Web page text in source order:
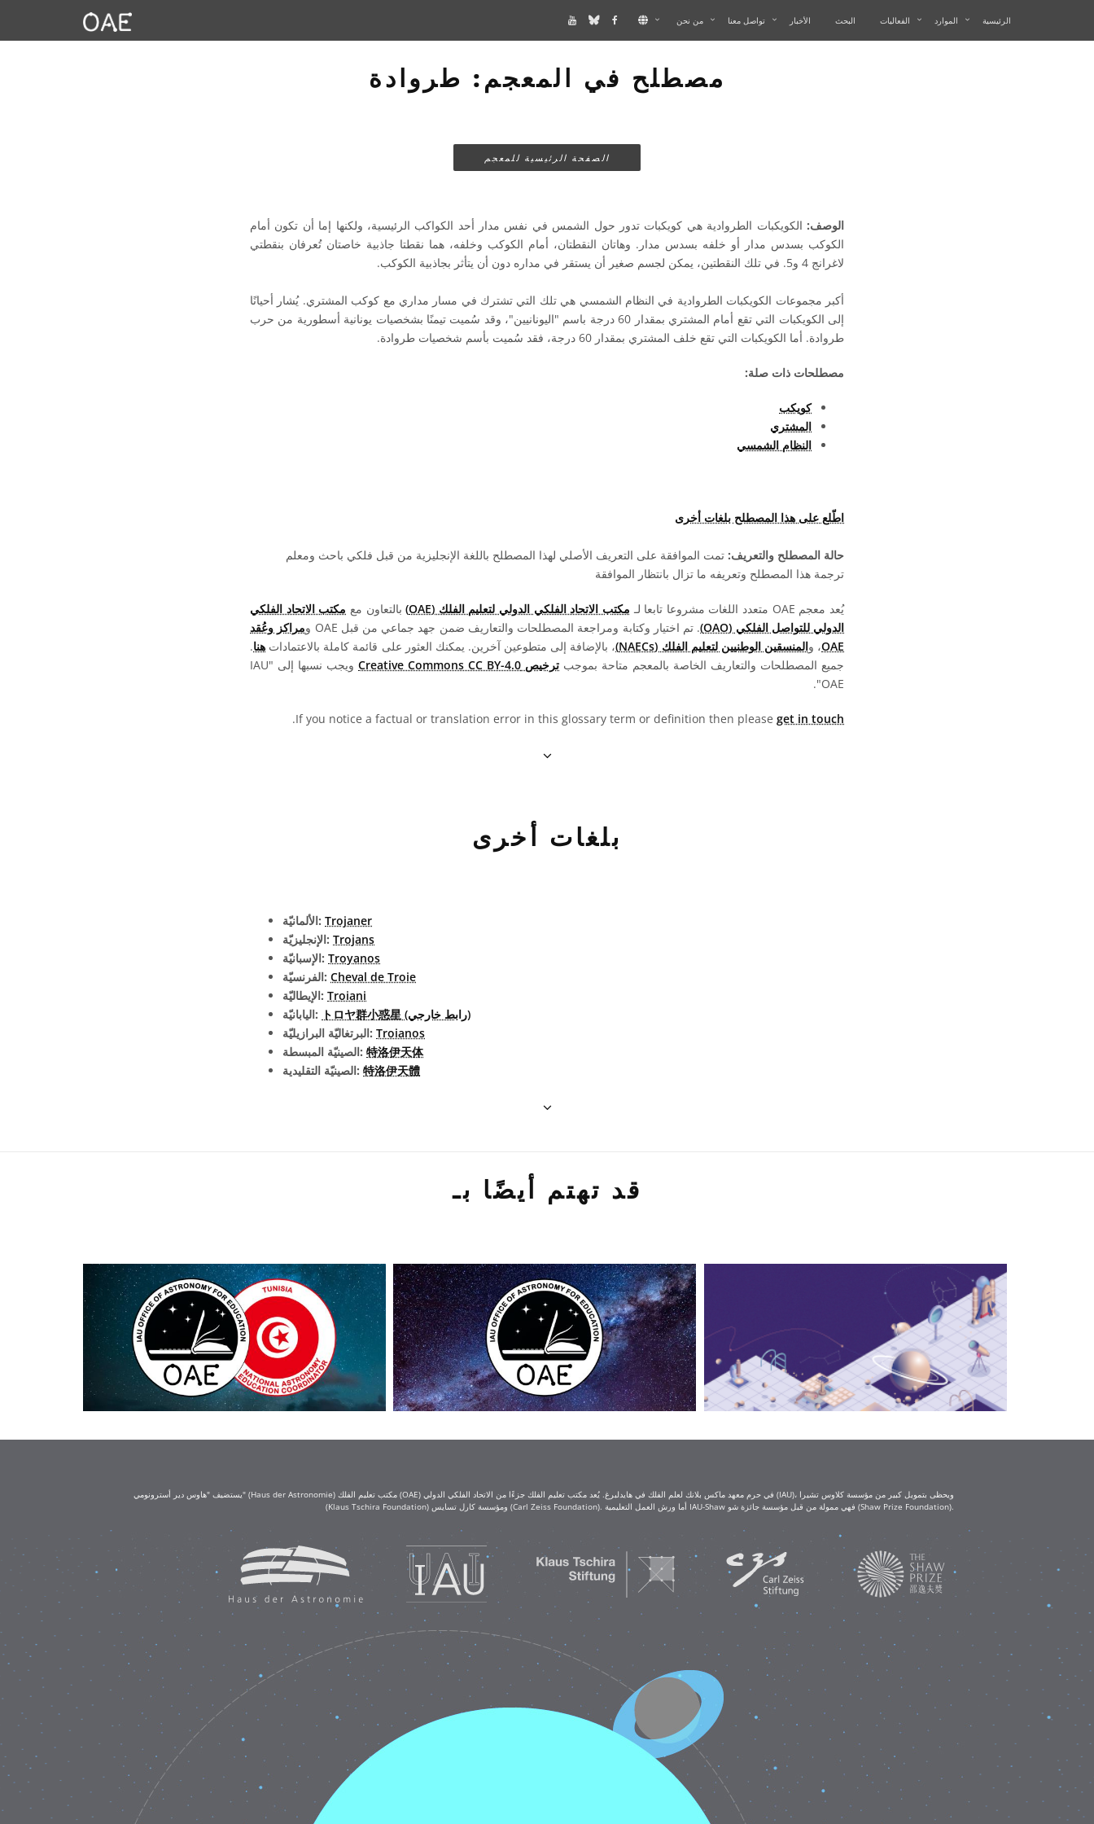
الرئيسية الموارد الفعاليات البحث الأخبار تواصل معنا من نحن
مصطلح في المعجم: طروادة
الصفحة الرئيسية للمعجم
الوصف: الكويكبات الطروادية هي كويكبات تدور حول الشمس في نفس مدار أحد الكواكب الرئيسية، ولكنها إما أن تكون أمام
الكوكب بسدس مدار أو خلفه بسدس مدار. وهاتان النقطتان، أمام الكوكب وخلفه، هما نقطتا جاذبية خاصتان تُعرفان بنقطتي
لاغرانج 4 و5. في تلك النقطتين، يمكن لجسم صغير أن يستقر في مداره دون أن يتأثر بجاذبية الكوكب.
أكبر مجموعات الكويكبات الطروادية في النظام الشمسي هي تلك التي تشترك في مسار مداري مع كوكب المشتري. يُشار أحيانًا
إلى الكويكبات التي تقع أمام المشتري بمقدار 60 درجة باسم "اليونانيين"، وقد سُميت تيمنًا بشخصيات يونانية أسطورية من حرب
طروادة. أما الكويكبات التي تقع خلف المشتري بمقدار 60 درجة، فقد سُميت بأسم شخصيات طروادة.
مصطلحات ذات صلة:
كويكب
المشتري
النظام الشمسي
اطّلع على هذا المصطلح بلغات أخرى
حالة المصطلح والتعريف: تمت الموافقة على التعريف الأصلي لهذا المصطلح باللغة الإنجليزية من قبل فلكي باحث ومعلم
ترجمة هذا المصطلح وتعريفه ما تزال بانتظار الموافقة
يُعد معجم OAE متعدد اللغات مشروعا تابعا لـ مكتب الاتحاد الفلكي الدولي لتعليم الفلك (OAE) بالتعاون مع مكتب الاتحاد الفلكي
الدولي للتواصل الفلكي (OAO)
. تم اختيار وكتابة ومراجعة المصطلحات والتعاريف ضمن جهد جماعي من قبل OAE و
مراكز وعُقد
OAE، والمنسقين الوطنيين لتعليم الفلك (NAECs) ، بالإضافة إلى متطوعين آخرين. يمكنك العثور على قائمة كاملة بالاعتمادات هنا.
جميع المصطلحات والتعاريف الخاصة بالمعجم متاحة بموجب ترخيص Creative Commons CC BY-4.0
ويجب نسبها إلى "IAU
OAE".
If you notice a factual or translation error in this glossary term or definition then please get in touch
.
بلغات أخرى
الألمانيّة: Trojaner
الإنجليزيّة: Trojans
الإسبانيّة: Troyanos
الفرنسيّة: Cheval de Troie
الإيطاليّة: Troiani
اليابانيّة:
トロヤ群小惑星 (رابط خارجي)
البرتغاليّة البرازيليّة: Troianos
الصينيّة المبسطة: 特洛伊天体
الصينيّة التقليدية: 特洛伊天體
قد تهتم أيضًا بـ
يستضيف "هاوس دير أسترونومي" (Haus der Astronomie) مكتب تعليم الفلك (OAE) في حرم معهد ماكس بلانك لعلم الفلك في هايدلبرغ. يُعد مكتب تعليم الفلك جزءًا من الاتحاد الفلكي الدولي (IAU)، ويحظى بتمويل كبير من مؤسسة كلاوس تشيرا
(Klaus Tschira Foundation) ومؤسسة كارل تسايس (Carl Zeiss Foundation). أما ورش العمل التعليمية IAU-Shaw فهي ممولة من قبل مؤسسة جائزة شو (Shaw Prize Foundation).